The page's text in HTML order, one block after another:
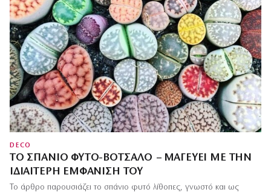
DECO
ΤΟ ΣΠΆΝΙΟ ΦΥΤΌ-ΒΌΤΣΑΛΟ – ΜΑΓΕΎΕΙ ΜΕ ΤΗΝ
ΙΔΙΑΊΤΕΡΗ ΕΜΦΆΝΙΣΉ ΤΟΥ
Το άρθρο παρουσιάζει το σπάνιο φυτό λίθοπες, γνωστό και ως